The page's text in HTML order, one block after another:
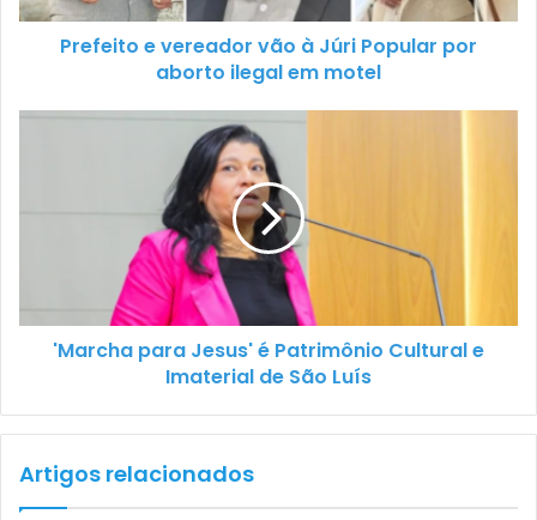
Prefeito e vereador vão à Júri Popular por
aborto ilegal em motel
'Marcha para Jesus' é Patrimônio Cultural e
Imaterial de São Luís
Artigos relacionados